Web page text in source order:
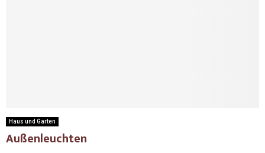
Haus und Garten
Außenleuchten